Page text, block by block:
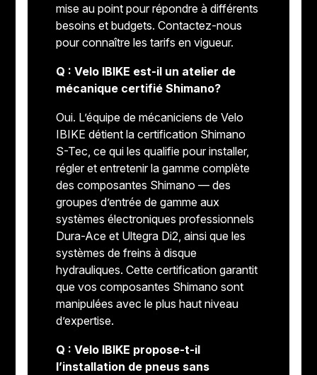
mise au point pour répondre à différents
besoins et budgets. Contactez-nous
pour connaître les tarifs en vigueur.
Q : Velo IBIKE est-il un atelier de
mécanique certifié Shimano?
Oui. L’équipe de mécaniciens de Velo
IBIKE détient la certification Shimano
S-Tec, ce qui les qualifie pour installer,
régler et entretenir la gamme complète
des composantes Shimano — des
groupes d’entrée de gamme aux
systèmes électroniques professionnels
Dura-Ace et Ultegra Di2, ainsi que les
systèmes de freins à disque
hydrauliques. Cette certification garantit
que vos composantes Shimano sont
manipulées avec le plus haut niveau
d’expertise.
Q : Velo IBIKE propose-t-il
l’installation de pneus sans